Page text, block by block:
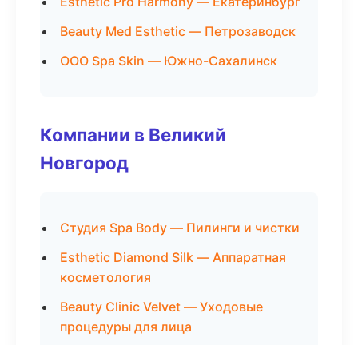
Beauty Med Esthetic — Петрозаводск
ООО Spa Skin — Южно-Сахалинск
Компании в Великий
Новгород
Студия Spa Body — Пилинги и чистки
Esthetic Diamond Silk — Аппаратная
косметология
Beauty Clinic Velvet — Уходовые
процедуры для лица